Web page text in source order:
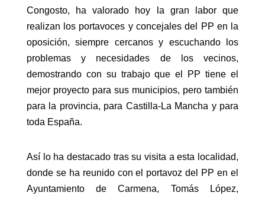
Congosto, ha valorado hoy la gran labor que
realizan los portavoces y concejales del PP en la
oposición, siempre cercanos y escuchando los
problemas y necesidades de los vecinos,
demostrando con su trabajo que el PP tiene el
mejor proyecto para sus municipios, pero también
para la provincia, para Castilla-La Mancha y para
toda España.
Así lo ha destacado tras su visita a esta localidad,
donde se ha reunido con el portavoz del PP en el
Ayuntamiento de Carmena, Tomás López,